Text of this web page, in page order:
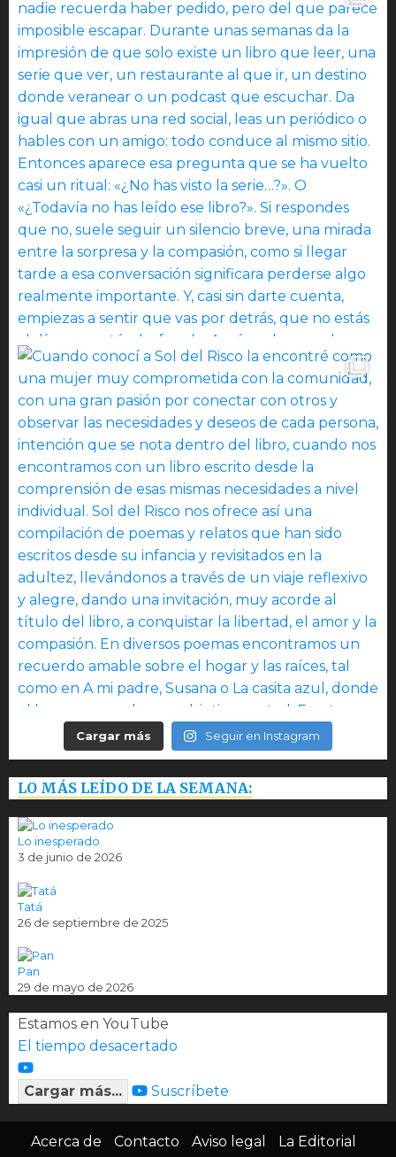
Cargar más Seguir en Instagram
LO MÁS LEÍDO DE LA SEMANA:
Lo inesperado
3 de junio de 2026
Tatá
26 de septiembre de 2025
Pan
29 de mayo de 2026
Estamos en YouTube
El tiempo desacertado
Cargar más... Suscríbete
Acerca de Contacto Aviso legal La Editorial